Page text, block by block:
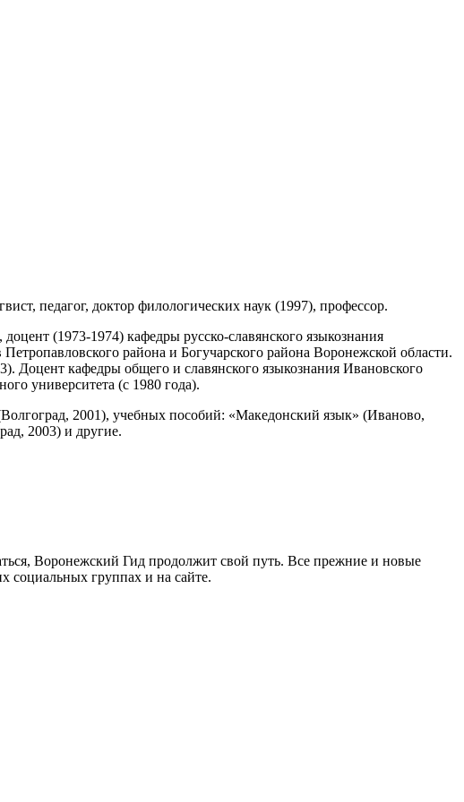
педагог, доктор филологических наук (1997), профессор.
(1973-1974) кафедры русско-славянского языкознания
района и Богучарского района Воронежской области.
Доцент кафедры общего и славянского языкознания Ивановского
университета (с 1980 года).
2001), учебных пособий: «Македонский язык» (Иваново,
2003) и другие.
Воронежский Гид продолжит свой путь. Все прежние и новые
группах и на сайте.